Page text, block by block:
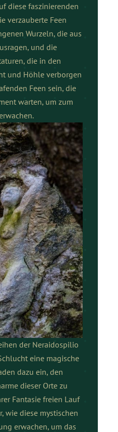
diese faszinierenden
verzauberte Feen
Wurzeln, die aus
und die
die in den
und Höhle verborgen
Feen sein, die
warten, um zum
der Neraidospilio
eine magische
dazu ein, den
dieser Orte zu
Fantasie freien Lauf
wie diese mystischen
erwachen, um das